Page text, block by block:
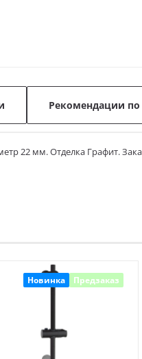
Рекомендации по
22 мм. Отделка Графит.
Новинка Предзаказ